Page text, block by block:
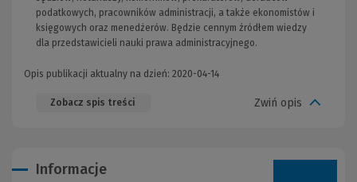
podatkowych, pracowników administracji, a także ekonomistów i
księgowych oraz menedżerów. Będzie cennym źródłem wiedzy
dla przedstawicieli nauki prawa administracyjnego.
Opis publikacji aktualny na dzień: 2020-04-14
Zobacz spis treści Zwiń opis
Informacje